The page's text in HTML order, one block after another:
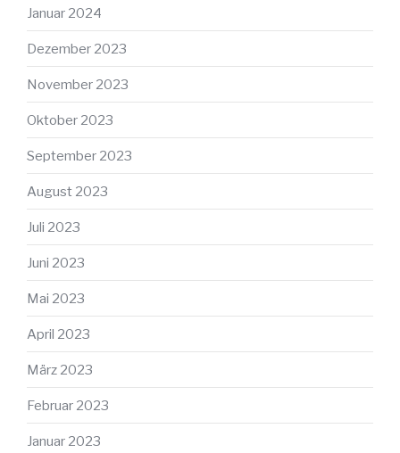
Januar 2024
Dezember 2023
November 2023
Oktober 2023
September 2023
August 2023
Juli 2023
Juni 2023
Mai 2023
April 2023
März 2023
Februar 2023
Januar 2023